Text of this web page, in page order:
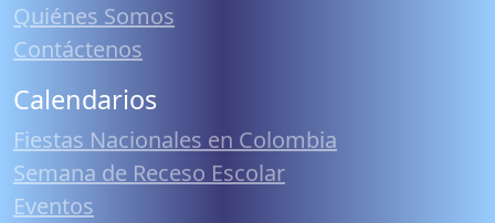
Quiénes Somos
Contáctenos
Calendarios
Fiestas Nacionales en Colombia
Semana de Receso Escolar
Eventos